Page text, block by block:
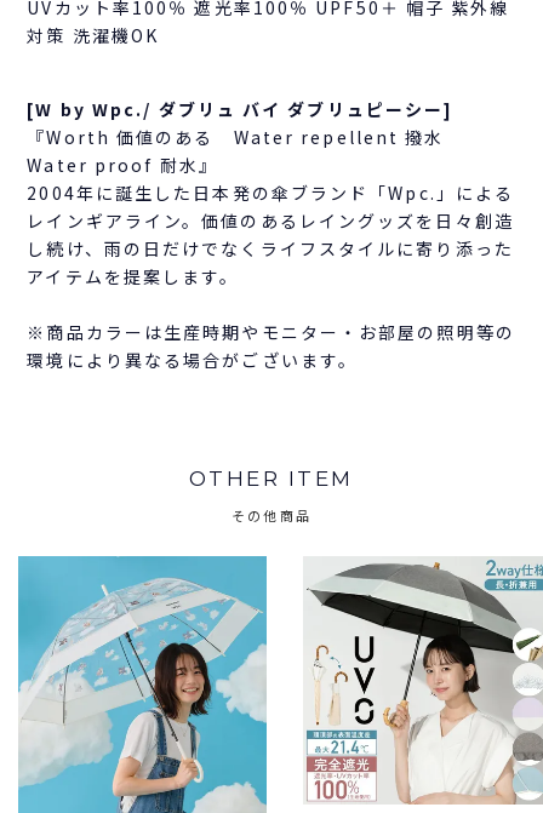
UVカット率100％ 遮光率100％ UPF50＋ 帽子 紫外線
対策 洗濯機OK
[W by Wpc./ ダブリュ バイ ダブリュピーシー]
『Worth 価値のある Water repellent 撥水
Water proof 耐水』
2004年に誕生した日本発の傘ブランド「Wpc.」による
レインギアライン。価値のあるレイングッズを日々創造
し続け、雨の日だけでなくライフスタイルに寄り添った
アイテムを提案します。
※商品カラーは生産時期やモニター・お部屋の照明等の
環境により異なる場合がございます。
OTHER ITEM
その他商品